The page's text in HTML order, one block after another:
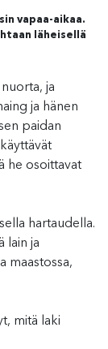
vapaa-aikaa.
läheisellä
ja
ja hänen
paidan
he osoittavat
hartaudella.
lain ja
maastossa,
mitä laki